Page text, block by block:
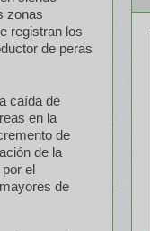
zonas
registran los
de peras
caída de
en la
de
de la
el
de